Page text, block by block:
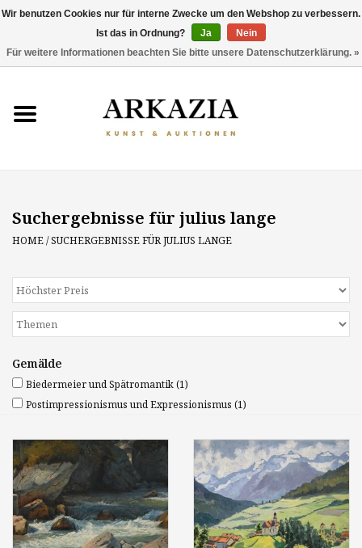
AKTUELLER KATALOG
ÜBER UNS
ENTDECKEN
Suchergebnisse für julius lange
HOME/SUCHERGEBNISSE FÜR JULIUS LANGE
Gemälde
Biedermeier und Spätromantik(1)
Postimpressionismus und Expressionismus (1)
Wir benutzen Cookies nur für interne Zwecke um den Webshop zu verbessern.
Ist das in Ordnung?
Ja
Nein
Für weitere Informationen beachten Sie bitte unsere Datenschutzerklärung. »